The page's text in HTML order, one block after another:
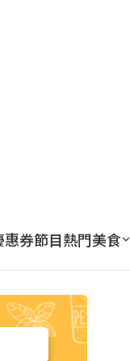
惠券節目熱門美食